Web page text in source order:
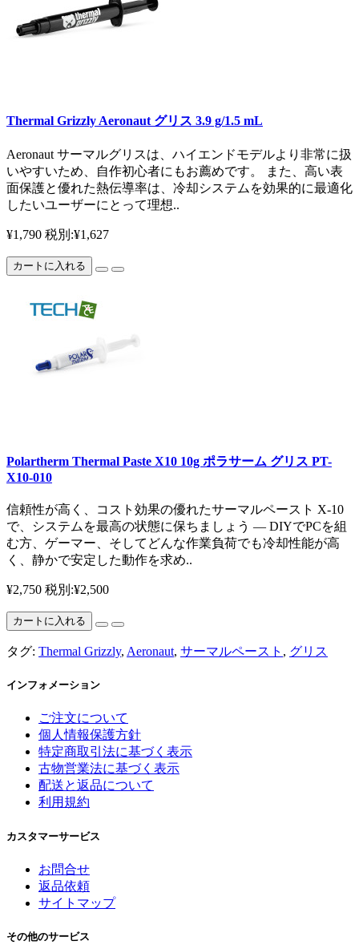
Thermal Grizzly Aeronaut グリス 3.9 g/1.5 mL
Aeronaut サーマルグリスは、ハイエンドモデルより非常に扱
いやすいため、自作初心者にもお薦めです。 また、高い表
面保護と優れた熱伝導率は、冷却システムを効果的に最適化
したいユーザーにとって理想..
¥1,790 税別:¥1,627
カートに入れる
Polartherm Thermal Paste X10 10g ポラサーム グリス PT-
X10-010
信頼性が高く、コスト効果の優れたサーマルペースト X-10
で、システムを最高の状態に保ちましょう — DIYでPCを組
む方、ゲーマー、そしてどんな作業負荷でも冷却性能が高
く、静かで安定した動作を求め..
¥2,750 税別:¥2,500
カートに入れる
タグ: Thermal Grizzly, Aeronaut, サーマルペースト , グリス
インフォメーション
ご注文について
個人情報保護方針
特定商取引法に基づく表示
古物営業法に基づく表示
配送と返品について
利用規約
カスタマーサービス
お問合せ
返品依頼
サイトマップ
その他のサービス